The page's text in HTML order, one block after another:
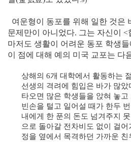
여운형이 동포를 위해 일한 것은
문제만이 아니었다. 그는 자신이
마저도 생활이 어려운 동포 학생
이 점에 대해 예의 미국 교포는 다
상해의 6개 대학에서 활동하는
선생의 격려에 힘입은 바가 많
타오면 많은 학생들을 앉혀 놓
빈손을 털고 일어설 때가 한두
내에게 한 푼의 돈도 넘겨주지
으로 돌아갈 전차비도 없이 걸
정을 옆에서 목격하던 가까운